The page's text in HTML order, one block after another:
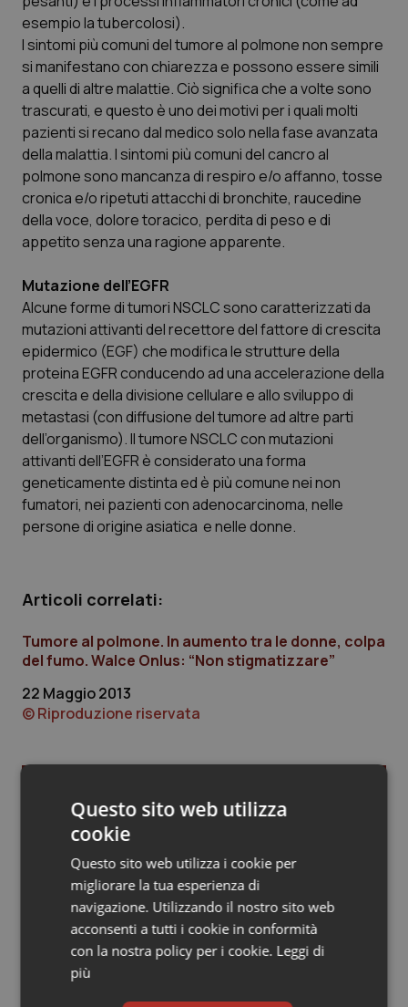
QS Pro
Professionisti Sanitari.AI
Abruzzo
Basilicata
Calabria
Campania
Emilia-Romagna
Friuli Venezia Giulia
Lazio
Liguria
Lombardia
Marche
Piemonte
Provincia Autonoma di Trento
Sardegna
Sicilia
Toscana
Umbria
QS Pro Gold
Artrite & artrosi
Asma & BPCO
Car-T
Colesterolo & coronaropatie
Dermatite Atopica
Diabete & glucometri
Disturbi dell’umore
Dolore
Donna & Salute
Ipertensione & Scompenso
Malattia di Crohn & Rettocolite Ulcerosa
Neuroscienze & patologie neurodegenerative
Obesità
Oftalmologia
QS Club Newsletter
esempio la tubercolosi).
I sintomi più comuni del tumore al polmone non sempre
si manifestano con chiarezza e possono essere simili
a quelli di altre malattie. Ciò significa che a volte sono
trascurati, e questo è uno dei motivi per i quali molti
pazienti si recano dal medico solo nella fase avanzata
della malattia. I sintomi più comuni del cancro al
polmone sono mancanza di respiro e/o affanno, tosse
cronica e/o ripetuti attacchi di bronchite, raucedine
della voce, dolore toracico, perdita di peso e di
appetito senza una ragione apparente.
Mutazione dell’EGFR
Alcune forme di tumori NSCLC sono caratterizzati da
mutazioni attivanti del recettore del fattore di crescita
epidermico (EGF) che modifica le strutture della
proteina EGFR conducendo ad una accelerazione della
crescita e della divisione cellulare e allo sviluppo di
metastasi (con diffusione del tumore ad altre parti
dell’organismo). Il tumore NSCLC con mutazioni
attivanti dell’EGFR è considerato una forma
geneticamente distinta ed è più comune nei non
fumatori, nei pazienti con adenocarcinoma, nelle
persone di origine asiatica e nelle donne.
Articoli correlati:
Tumore al polmone. In aumento tra le donne, colpa
del fumo. Walce Onlus: “Non stigmatizzare”
22 Maggio 2013
© Riproduzione riservata
Gold
Cloud sanitario: infrastrutture,
compliance, GDPR e Risk management
Gestione dell'Ipertensione resistente:
Questo sito web utilizza
cookie
Questo sito web utilizza i cookie per
migliorare la tua esperienza di
navigazione. Utilizzando il nostro sito web
acconsenti a tutti i cookie in conformità
con la nostra policy per i cookie. Leggi di
più